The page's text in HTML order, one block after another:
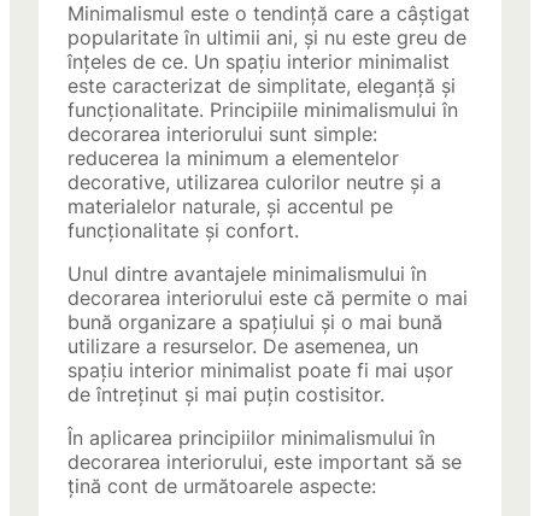
Minimalismul este o tendință care a câștigat
popularitate în ultimii ani, și nu este greu de
înțeles de ce. Un spațiu interior minimalist
este caracterizat de simplitate, eleganță și
funcționalitate. Principiile minimalismului în
decorarea interiorului sunt simple:
reducerea la minimum a elementelor
decorative, utilizarea culorilor neutre și a
materialelor naturale, și accentul pe
funcționalitate și confort.
Unul dintre avantajele minimalismului în
decorarea interiorului este că permite o mai
bună organizare a spațiului și o mai bună
utilizare a resurselor. De asemenea, un
spațiu interior minimalist poate fi mai ușor
de întreținut și mai puțin costisitor.
În aplicarea principiilor minimalismului în
decorarea interiorului, este important să se
țină cont de următoarele aspecte: